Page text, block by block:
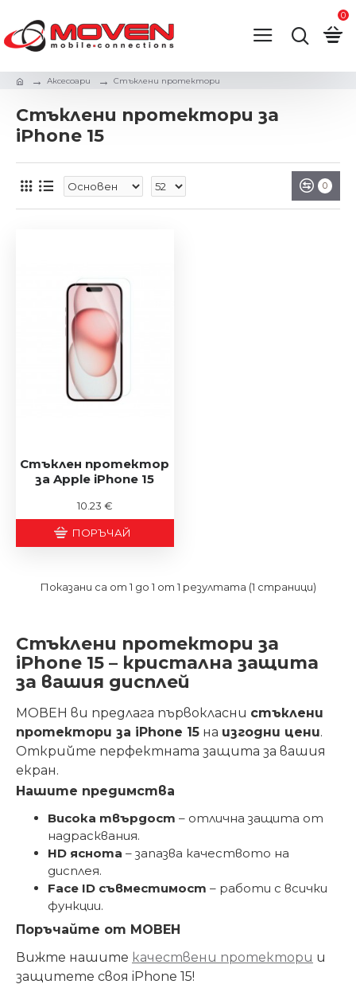
0
Аксесоари Стъклени протектори
Стъклени протектори за
iPhone 15
Стъклени протектори за
iPhone 15 – кристална защита
за вашия дисплей
МОВЕН ви предлага първокласни стъклени
протектори за iPhone 15 на изгодни цени.
Открийте перфектната защита за вашия
екран.
Нашите предимства
Висока твърдост – отлична защита от
надрасквания.
HD яснота – запазва качеството на
дисплея.
Face ID съвместимост – работи с всички
функции.
Поръчайте от МОВЕН
Вижте нашите качествени протектори и
защитете своя iPhone 15!
0
Стъклен протектор
за Apple iPhone 15
10.23 €
ПОРЪЧАЙ
Показани са от 1 до 1 от 1 резултата (1 страници)